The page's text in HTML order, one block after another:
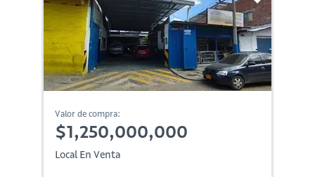
Valor de compra:
$1,250,000,000
Local En Venta